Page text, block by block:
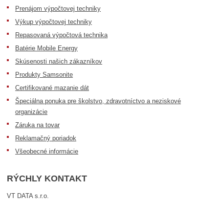
Prenájom výpočtovej techniky
Výkup výpočtovej techniky
Repasovaná výpočtová technika
Batérie Mobile Energy
Skúsenosti našich zákazníkov
Produkty Samsonite
Certifikované mazanie dát
Špeciálna ponuka pre školstvo, zdravotníctvo a neziskové
organizácie
Záruka na tovar
Reklamačný poriadok
Všeobecné informácie
RÝCHLY KONTAKT
VT DATA s.r.o.